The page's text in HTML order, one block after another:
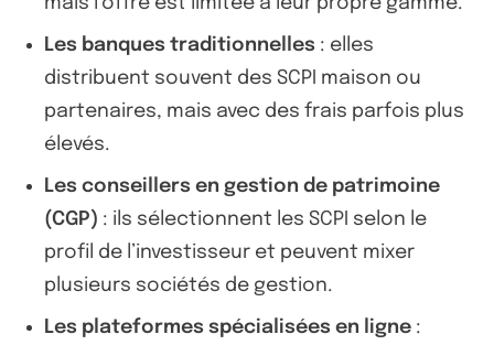
Les banques traditionnelles : elles
distribuent souvent des SCPI maison ou
partenaires, mais avec des frais parfois plus
élevés.
Les conseillers en gestion de patrimoine
(CGP) : ils sélectionnent les SCPI selon le
profil de l’investisseur et peuvent mixer
plusieurs sociétés de gestion.
Les plateformes spécialisées en ligne :